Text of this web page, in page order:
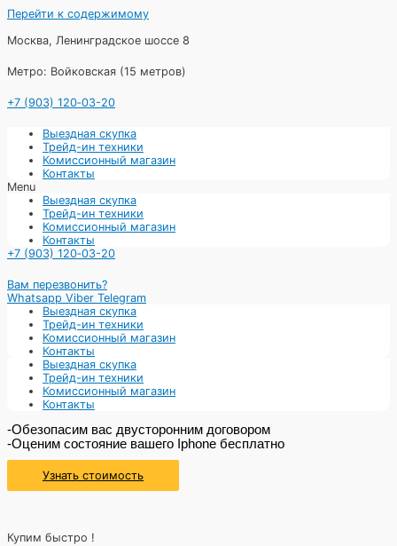
Перейти к содержимому
Москва, Ленинградское шоссе 8
Метро: Войковская (15 метров)
+7 (903) 120‑03-20
Выездная скупка
Трейд-ин техники
Комиссионный магазин
Контакты
Menu
Выездная скупка
Трейд-ин техники
Комиссионный магазин
Контакты
+7 (903) 120‑03-20
Вам перезвонить?
Whatsapp Viber Telegram
Выездная скупка
Трейд-ин техники
Комиссионный магазин
Контакты
Выездная скупка
Трейд-ин техники
Комиссионный магазин
Контакты
-Обезопасим вас двусторонним договором
-Оценим состояние вашего Iphone бесплатно
Узнать стоимость
Купим быстро !